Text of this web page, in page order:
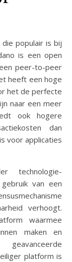
populair is bij
is een open
peer-to-peer
heeft een hoge
het de perfecte
naar een meer
ook hogere
dan
voor applicaties
technologie-
van een
verhoogt.
waarmee
maken en
platform is